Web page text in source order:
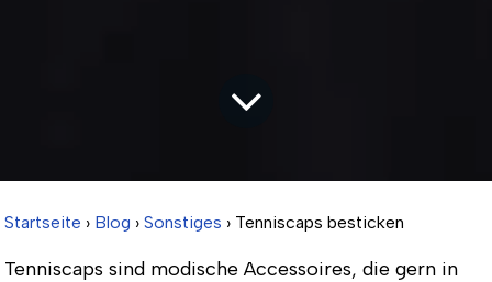
Startseite › Blog › Sonstiges › Tenniscaps besticken
Tenniscaps sind modische Accessoires, die gern in